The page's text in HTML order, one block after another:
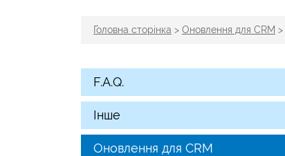
Головна сторінка > Оновлення для CRM >
F.A.Q.
Інше
Оновлення для CRM